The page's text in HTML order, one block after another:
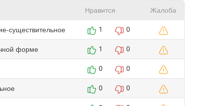
Нравится
Жалоба
существительное
1 0
форме 1 0
0 0
0 0